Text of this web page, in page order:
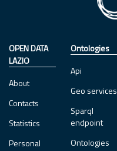
OPEN DATA
LAZIO
About
Contacts
Statistics
Personal
Ontologies
Api
Geo services
Sparql
endpoint
Ontologies